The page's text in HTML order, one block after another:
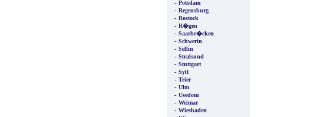
- Potsdam
- Regensburg
- Rostock
- R�gen
- Saarbr�cken
- Schwerin
- Sellin
- Stralsund
- Stuttgart
- Sylt
- Trier
- Ulm
- Usedom
- Weimar
- Wiesbaden